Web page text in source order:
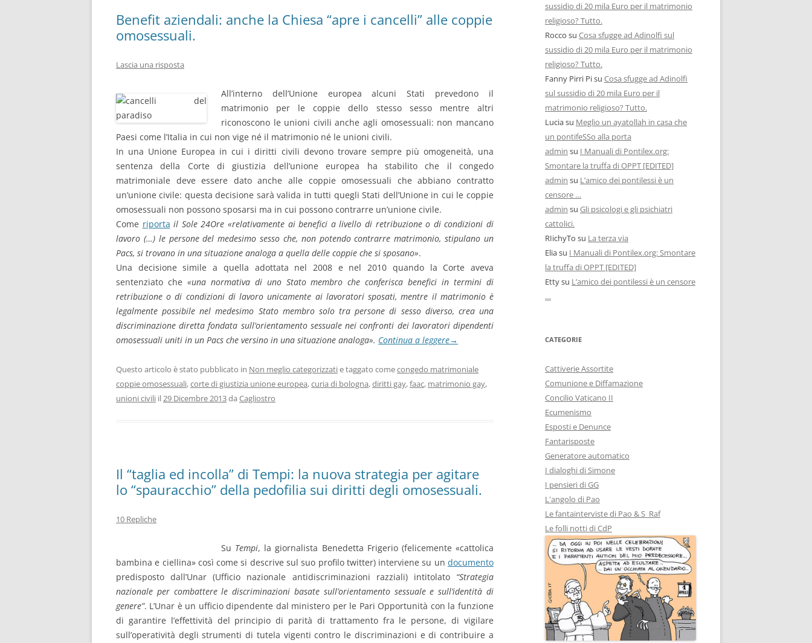
Benefit aziendali: anche la Chiesa “apre i cancelli” alle coppie
omosessuali.
Lascia una risposta
All’interno dell’Unione europea alcuni Stati prevedono il
matrimonio per le coppie dello stesso sesso mentre altri
riconoscono le unioni civili anche agli omosessuali: non mancano
Paesi come l’Italia in cui non vige né il matrimonio né le unioni civili.
In una Unione Europea in cui i diritti civili devono trovare sempre più omogeneità, una
sentenza della Corte di giustizia dell’unione europea ha stabilito che il congedo
matrimoniale deve essere dato anche alle coppie omosessuali che abbiano contratto
un’unione civile: questa decisione sarà valida in tutti quegli Stati dell’Unione in cui le coppie
omosessuali non possono sposarsi ma in cui possono contrarre un’unione civile.
Come riporta il Sole 24Ore «relativamente ai benefici a livello di retribuzione o di condizioni di
lavoro (…) le persone del medesimo sesso che, non potendo contrarre matrimonio, stipulano un
Pacs, si trovano in una situazione analoga a quella delle coppie che si sposano».
Una decisione simile a quella adottata nel 2008 e nel 2010 quando la Corte aveva
sentenziato che «una normativa di uno Stato membro che conferisca benefici in termini di
retribuzione o di condizioni di lavoro unicamente ai lavoratori sposati, mentre il matrimonio è
legalmente possibile nel medesimo Stato membro solo tra persone di sesso diverso, crea una
discriminazione diretta fondata sull’orientamento sessuale nei confronti dei lavoratori dipendenti
omosessuali uniti in un Pacs che versino in una situazione analoga». Continua a leggere→
Questo articolo è stato pubblicato in Non meglio categorizzatie taggato comecongedo matrimoniale
coppie omosessuali,corte di giustizia unione europea,curia di bologna,diritti gay,faac, matrimonio gay,
unioni civili il29 Dicembre 2013da Cagliostro
Il “taglia ed incolla” di Tempi: la nuova strategia per agitare
lo “spauracchio” della pedofilia sui diritti degli omosessuali.
10 Repliche
Su Tempi, la giornalista Benedetta Frigerio (felicemente «cattolica
bambina e ciellina» così come si descrive sul suo profilo twitter) interviene su un documento
predisposto dall’Unar (Ufficio nazionale antidiscriminazioni razziali) intitolato “Strategia
nazionale per combattere le discriminazioni basate sull’orientamento sessuale e sull’identità di
genere”. L’Unar è un ufficio dipendente dal ministero per le Pari Opportunità con la funzione
di garantire l’effettività del principio di parità di trattamento fra le persone, di vigilare
sull’operatività degli strumenti di tutela vigenti contro le discriminazioni e di contribuire a
sussidio di 20 mila Euro per il matrimonio
religioso? Tutto.
Rocco su Cosa sfugge ad Adinolfi sul
sussidio di 20 mila Euro per il matrimonio
religioso? Tutto.
Fanny Pirri Pisu Cosa sfugge ad Adinolfi
sul sussidio di 20 mila Euro per il
matrimonio religioso? Tutto.
Luciasu Meglio un ayatollah in casa che
un pontifeSSo alla porta
admin su I Manuali di Pontilex.org:
Smontare la truffa di OPPT [EDITED]
admin su L’amico dei pontilessi è un
censore …
admin su Gli psicologi e gli psichiatri
cattolici.
RIichyTo su La terza via
Eliasu I Manuali di Pontilex.org: Smontare
la truffa di OPPT [EDITED]
Ettysu L’amico dei pontilessi è un censore
…
CATEGORIE
Cattiverie Assortite
Comunione e Diffamazione
Concilio Vaticano II
Ecumenismo
Esposti e Denunce
Fantarisposte
Generatore automatico
I dialoghi di Simone
I pensieri di GG
L'angolo di Pao
Le fantainterviste di Pao & S_Raf
Le folli notti di CdP